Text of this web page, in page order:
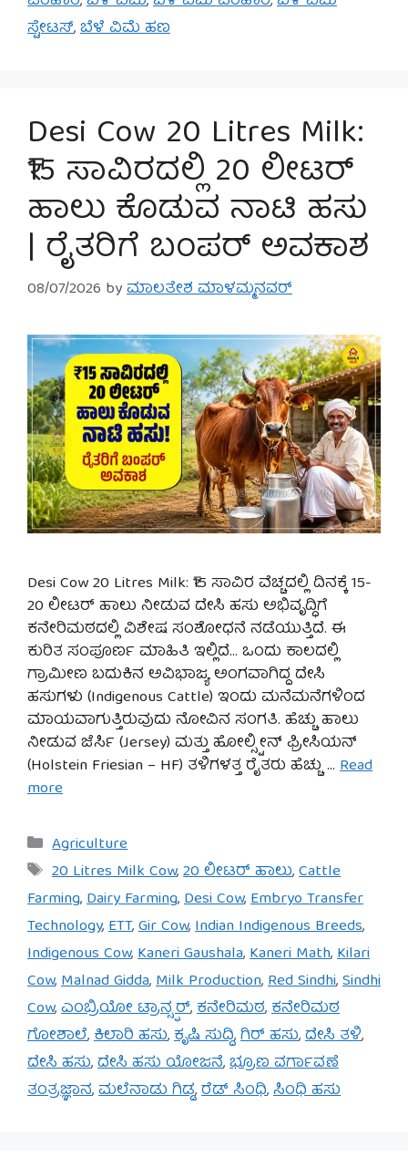
ಸ್ಟೇಟಸ್,ಬೆಳೆ ವಿಮೆ ಹಣ
Desi Cow 20 Litres Milk:
₹15 ಸಾವಿರದಲ್ಲಿ 20 ಲೀಟರ್
ಹಾಲು ಕೊಡುವ ನಾಟಿ ಹಸು
| ರೈತರಿಗೆ ಬಂಪರ್ ಅವಕಾಶ
08/07/2026 byಮಾಲತೇಶ ಮಾಳಮ್ಮನವರ್
Desi Cow 20 Litres Milk: ₹15 ಸಾವಿರ ವೆಚ್ಚದಲ್ಲಿ ದಿನಕ್ಕೆ 15-
20 ಲೀಟರ್ ಹಾಲು ನೀಡುವ ದೇಸಿ ಹಸು ಅಭಿವೃದ್ಧಿಗೆ
ಕನೇರಿಮಠದಲ್ಲಿ ವಿಶೇಷ ಸಂಶೋಧನೆ ನಡೆಯುತ್ತಿದೆ. ಈ
ಕುರಿತ ಸಂಪೂರ್ಣ ಮಾಹಿತಿ ಇಲ್ಲಿದೆ… ಒಂದು ಕಾಲದಲ್ಲಿ
ಗ್ರಾಮೀಣ ಬದುಕಿನ ಅವಿಭಾಜ್ಯ ಅಂಗವಾಗಿದ್ದ ದೇಸಿ
ಹಸುಗಳು (Indigenous Cattle) ಇಂದು ಮನೆಮನೆಗಳಿಂದ
ಮಾಯವಾಗುತ್ತಿರುವುದು ನೋವಿನ ಸಂಗತಿ. ಹೆಚ್ಚು ಹಾಲು
ನೀಡುವ ಜೆರ್ಸಿ (Jersey) ಮತ್ತು ಹೋಲ್ಸ್ಟೀನ್ ಫ್ರೀಸಿಯನ್
(Holstein Friesian – HF) ತಳಿಗಳತ್ತ ರೈತರು ಹೆಚ್ಚು … Read
more
Categories
Agriculture
Tags
20 Litres Milk Cow,20 ಲೀಟರ್ ಹಾಲು,Cattle
Farming,Dairy Farming,Desi Cow,Embryo Transfer
Technology,ETT,Gir Cow,Indian Indigenous Breeds,
Indigenous Cow,Kaneri Gaushala,Kaneri Math,Kilari
Cow,Malnad Gidda,Milk Production,Red Sindhi,Sindhi
Cow,ಎಂಬ್ರಿಯೋ ಟ್ರಾನ್ಸ್ಫರ್,ಕನೇರಿಮಠ,ಕನೇರಿಮಠ
ಗೋಶಾಲೆ,ಕಿಲಾರಿ ಹಸು,ಕೃಷಿ ಸುದ್ದಿ,ಗಿರ್ ಹಸು,ದೇಸಿ ತಳಿ,
ದೇಸಿ ಹಸು,ದೇಸಿ ಹಸು ಯೋಜನೆ,ಭ್ರೂಣ ವರ್ಗಾವಣೆ
ತಂತ್ರಜ್ಞಾನ,ಮಲೆನಾಡು ಗಿಡ್ಡ,ರೆಡ್ ಸಿಂಧಿ,ಸಿಂಧಿ ಹಸು